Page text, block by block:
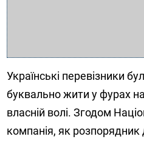
Українські перевізники
буквально жити у фурах на
власній волі. Згодом
компанія, як